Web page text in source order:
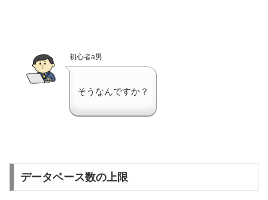
初心者a男
そうなんですか？
データベース数の上限